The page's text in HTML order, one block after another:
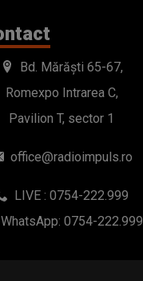
Bd. Mărăști 65-67,
Romexpo Intrarea C,
Pavilion T, sector 1
office@radioimpuls.ro
LIVE : 0754-222.999
WhatsApp: 0754-222.999